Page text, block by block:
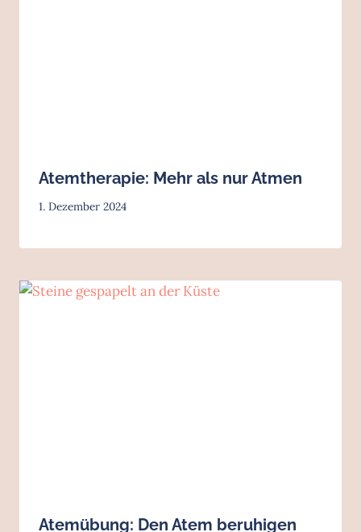
Atemtherapie: Mehr als nur Atmen
1. Dezember 2024
Atemübung: Den Atem beruhigen